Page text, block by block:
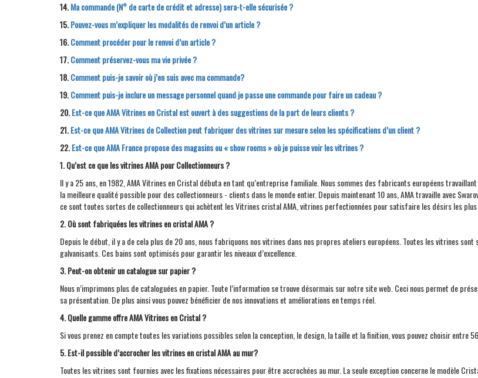
14.Ma commande (N° de carte de crédit et adresse) sera-t-elle sécurisée ?
15.Pouvez-vous m’expliquer les modalités de renvoi d’un article ?
16.Comment procéder pour le renvoi d’un article ?
17.Comment préservez-vous ma vie privée ?
18.Comment puis-je savoir où j’en suis avec ma commande?
19.Comment puis-je inclure un message personnel quand je passe une commande pour faire un cadeau ?
20.Est-ce queAMAVitrines en Cristal est ouvert à des suggestions de la part de leurs clients ?
21.Est-ce queAMAVitrines de Collection peut fabriquer des vitrines sur mesure selon les spécifications d’un client ?
22.Est-ce queAMAFrance propose des magasins ou « show rooms » où je puisse voir les vitrines ?
1. Qu’est ce que les vitrinesAMApour Collectionneurs ?
Il y a 25 ans, en 1982, AMAVitrines en Cristal débuta en tant qu’entreprise familiale. Nous sommes des fabricants européens
la meilleure qualité possible pour des collectionneurs - clients dans le monde entier. Depuis maintenant 10 ans, AMAtravaille avec
ce sont toutes sortes de collectionneurs qui achètent les Vitrines cristalAMA , vitrines perfectionnées pour satisfaire les désirs les plus
2. Où sont fabriquées les vitrines en cristalAMA?
Depuis le début, il y a de cela plus de 20 ans, nous fabriquons nos vitrines dans nos propres ateliers européens. Toutes les vitrines
galvanisants. Ces bains sont optimisés pour garantir les niveaux d’excellence.
3. Peut-on obtenir un catalogue sur papier ?
Nous n’imprimons plus de cataloguées en papier. Toute l’information se trouve désormais sur notre site web. Ceci nous permet de
sa présentation. De plus ainsi vous pouvez bénéficier de nos innovations et améliorations en temps réel.
4. Quelle gamme offreAMAVitrines en Cristal ?
Si vous prenez en compte toutes les variations possibles selon la conception, le design, la taille et la finition, vous pouvez choisir entre
5. Est-il possible d’accrocher les vitrines en cristalAMAau mur?
Toutes les vitrines sont fournies avec les fixations nécessaires pour être accrochées au mur. La seule exception concerne le modèle